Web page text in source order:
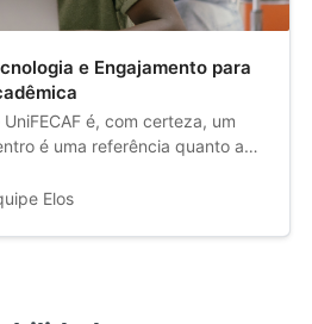
e Engajamento para
é, com certeza, um
é uma referência quanto a
te contar um pouco mais sobre
Elos